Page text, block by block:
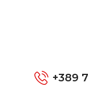
+389